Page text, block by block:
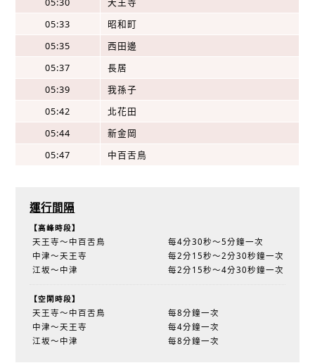
05:33
昭和町
05:35
西田邊
05:37
長居
05:39
我孫子
05:42
北花田
05:44
新金岡
05:47
中百舌鳥
運行間隔
【高峰時段】
天王寺～中百舌鳥
每4分30秒～5分鐘一次
中津～天王寺
每2分15秒～2分30秒鐘一次
江坂～中津
每2分15秒～4分30秒鐘一次
【空閑時段】
天王寺～中百舌鳥
每8分鐘一次
中津～天王寺
每4分鐘一次
江坂～中津
每8分鐘一次